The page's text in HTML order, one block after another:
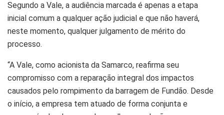
Segundo a Vale, a audiência marcada é apenas a etapa
inicial comum a qualquer ação judicial e que não haverá,
neste momento, qualquer julgamento de mérito do
processo.
“A Vale, como acionista da Samarco, reafirma seu
compromisso com a reparação integral dos impactos
causados pelo rompimento da barragem de Fundão. Desde
o início, a empresa tem atuado de forma conjunta e